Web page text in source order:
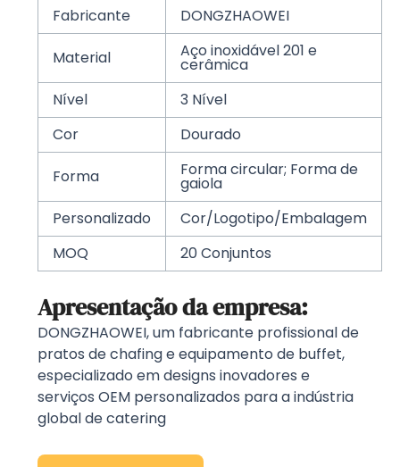
Fabricante DONGZHAOWEI
Material Aço inoxidável 201 e
cerâmica
Nível
3 Nível
Cor
Dourado
Forma Forma circular; Forma de
gaiola
Personalizado
Cor/Logotipo/Embalagem
MOQ
20 Conjuntos
Apresentação da empresa:
DONGZHAOWEI, um fabricante profissional de
pratos de chafing e equipamento de buffet,
especializado em designs inovadores e
serviços OEM personalizados para a indústria
global de catering